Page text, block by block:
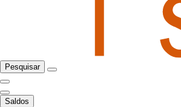
Pesquisar
Saldos